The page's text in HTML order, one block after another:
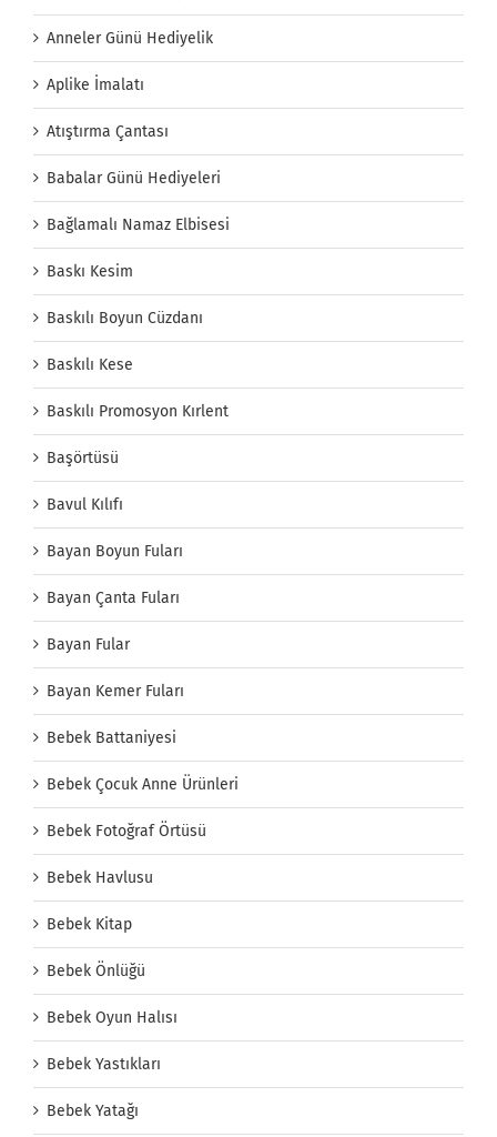
Anneler Günü Hediyelik
Aplike İmalatı
Atıştırma Çantası
Babalar Günü Hediyeleri
Bağlamalı Namaz Elbisesi
Baskı Kesim
Baskılı Boyun Cüzdanı
Baskılı Kese
Baskılı Promosyon Kırlent
Başörtüsü
Bavul Kılıfı
Bayan Boyun Fuları
Bayan Çanta Fuları
Bayan Fular
Bayan Kemer Fuları
Bebek Battaniyesi
Bebek Çocuk Anne Ürünleri
Bebek Fotoğraf Örtüsü
Bebek Havlusu
Bebek Kitap
Bebek Önlüğü
Bebek Oyun Halısı
Bebek Yastıkları
Bebek Yatağı